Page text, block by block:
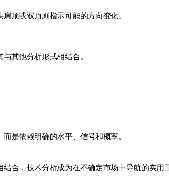
顶或双顶则指示可能的方向变化。
其他分析形式相结合。
是依赖明确的水平、信号和概率。
合，技术分析成为在不确定市场中导航的实用工